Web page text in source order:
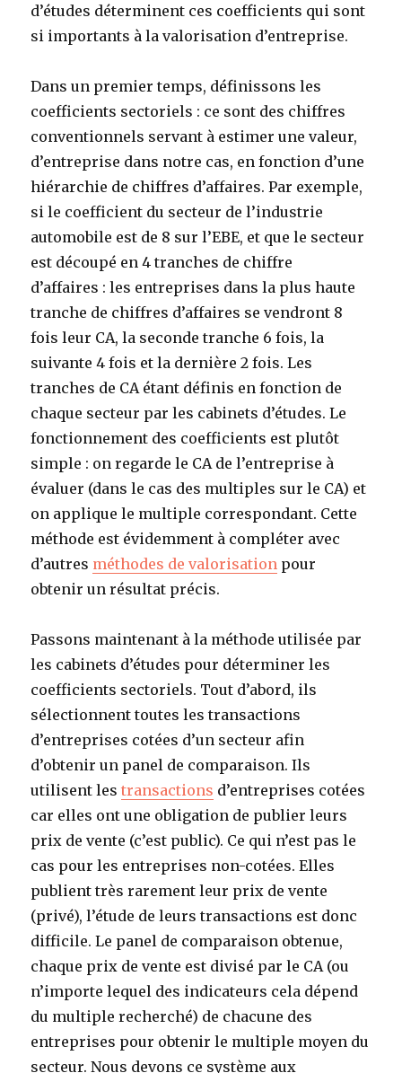
d’études déterminent ces coefficients qui sont
si importants à la valorisation d’entreprise.
Dans un premier temps, définissons les
coefficients sectoriels : ce sont des chiffres
conventionnels servant à estimer une valeur,
d’entreprise dans notre cas, en fonction d’une
hiérarchie de chiffres d’affaires. Par exemple,
si le coefficient du secteur de l’industrie
automobile est de 8 sur l’EBE, et que le secteur
est découpé en 4 tranches de chiffre
d’affaires : les entreprises dans la plus haute
tranche de chiffres d’affaires se vendront 8
fois leur CA, la seconde tranche 6 fois, la
suivante 4 fois et la dernière 2 fois. Les
tranches de CA étant définis en fonction de
chaque secteur par les cabinets d’études. Le
fonctionnement des coefficients est plutôt
simple : on regarde le CA de l’entreprise à
évaluer (dans le cas des multiples sur le CA) et
on applique le multiple correspondant. Cette
méthode est évidemment à compléter avec
d’autres méthodes de valorisation pour
obtenir un résultat précis.
Passons maintenant à la méthode utilisée par
les cabinets d’études pour déterminer les
coefficients sectoriels. Tout d’abord, ils
sélectionnent toutes les transactions
d’entreprises cotées d’un secteur afin
d’obtenir un panel de comparaison. Ils
utilisent lestransactions d’entreprises cotées
car elles ont une obligation de publier leurs
prix de vente (c’est public). Ce qui n’est pas le
cas pour les entreprises non-cotées. Elles
publient très rarement leur prix de vente
(privé), l’étude de leurs transactions est donc
difficile. Le panel de comparaison obtenue,
chaque prix de vente est divisé par le CA (ou
n’importe lequel des indicateurs cela dépend
du multiple recherché) de chacune des
entreprises pour obtenir le multiple moyen du
secteur. Nous devons ce système aux